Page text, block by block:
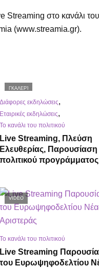
Streaming στο κανάλι
(www.streamia.gr).
ΓΚΑΛΕΡΊ
Διάφορες εκδηλώσεις,
Εταιρικές εκδηλώσεις,
Το κανάλι του πολιτικού
Live Streaming, Πλεύση
Ελευθερίας, Παρουσίαση
πολιτικού προγράμματος
VIDEO
Το κανάλι του πολιτικού
Live Streaming
του Ευρωψηφοδελτίου